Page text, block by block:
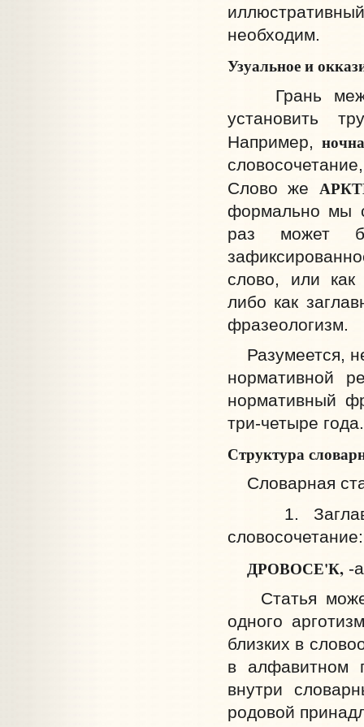
необходим.
Узуальное и
Грань между
установить
Например,
Слово же
формально мы
раз может
слово, или как
либо как
фразеологизм.
Разумеется,
нормативной
нормативный
три-четыре года.
Структура
Словарная
1.
словосочетание:
ДРОВОСЕ'К,-
Статья может
одного
близких в
в алфавитном
внутри
родовой